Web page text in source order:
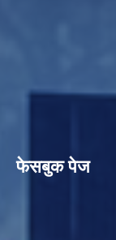
फेसबुक पेज